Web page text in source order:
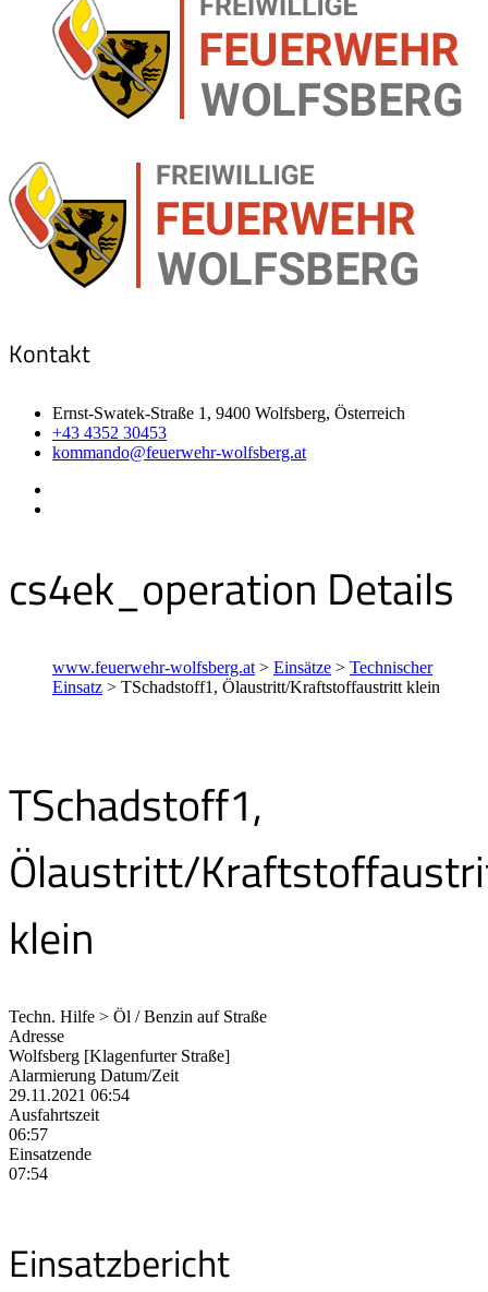
Kontakt
Ernst-Swatek-Straße 1, 9400 Wolfsberg, Österreich
+43 4352 30453
kommando@feuerwehr-wolfsberg.at
cs4ek_operation Details
www.feuerwehr-wolfsberg.at > Einsätze > Technischer
Einsatz > TSchadstoff1, Ölaustritt/Kraftstoffaustritt klein
TSchadstoff1,
Ölaustritt/
klein
Techn. Hilfe > Öl / Benzin auf Straße
Adresse
Wolfsberg [Klagenfurter Straße]
Alarmierung Datum/Zeit
29.11.2021 06:54
Ausfahrtszeit
06:57
Einsatzende
07:54
Einsatzbericht